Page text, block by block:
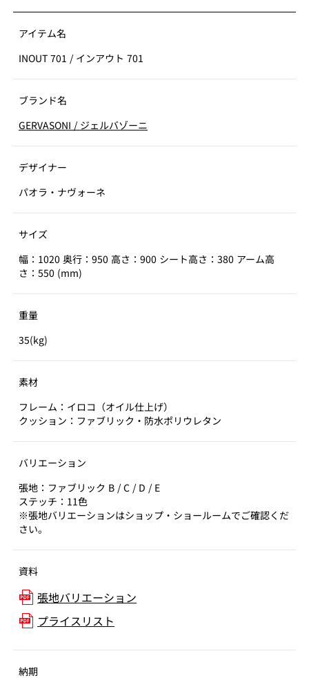
アイテム名
INOUT 701 / インアウト 701
ブランド名
GERVASONI / ジェルバゾーニ
デザイナー
パオラ・ナヴォーネ
サイズ
幅：1020 奥行：950 高さ：900 シート高さ：380 アーム高
さ：550 (mm)
重量
35(kg)
素材
フレーム：イロコ（オイル仕上げ）
クッション：ファブリック・防水ポリウレタン
バリエーション
張地：ファブリック B / C / D / E
ステッチ：11色
※張地バリエーションはショップ・ショールームでご確認くだ
さい。
資料
張地バリエーション
プライスリスト
納期